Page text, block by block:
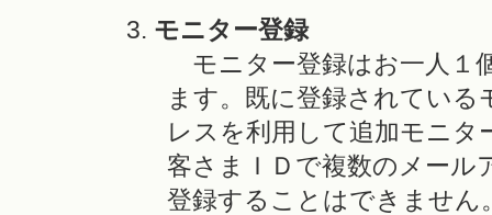
モニター登録
モニター登録はお一人１
ます。既に登録されてい
レスを利用して追加モニ
客さまＩＤで複数のメール
登録することはできません